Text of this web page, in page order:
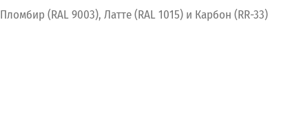
Пломбир (RAL 9003), Латте (RAL 1015) и Карбон (RR-33)